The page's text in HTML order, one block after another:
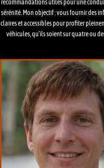
recommandations utiles pour une
sérénité. Mon objectif : vous fournir des
claires et accessibles pour profiter
véhicules, qu’ils soient sur quatre ou